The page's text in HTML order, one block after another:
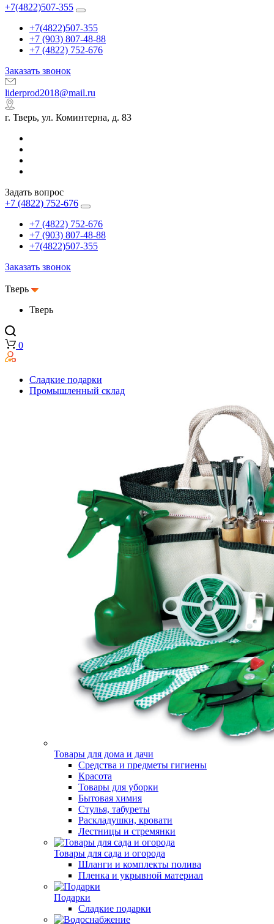
+7(4822)507-355
+7(4822)507-355
+7 (903) 807-48-88
+7 (4822) 752-676
Заказать звонок
liderprod2018@mail.ru
г. Тверь, ул. Коминтерна, д. 83
Задать вопрос
+7 (4822) 752-676
+7 (4822) 752-676
+7 (903) 807-48-88
+7(4822)507-355
Заказать звонок
Тверь
Тверь
0
Сладкие подарки
Промышленный склад
Товары для дома и дачи
Средства и предметы гигиены
Красота
Товары для уборки
Бытовая химия
Стулья, табуреты
Раскладушки, кровати
Лестницы и стремянки
Товары для сада и огорода
Шланги и комплекты полива
Пленка и укрывной материал
Подарки
Cладкие подарки